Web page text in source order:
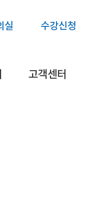
실 수강신청
고객센터